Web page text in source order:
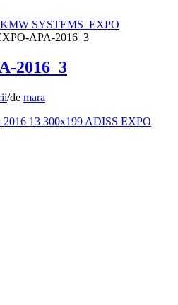
KMW SYSTEMS_EXPO
APA-2016_3
2016_3
/de mara